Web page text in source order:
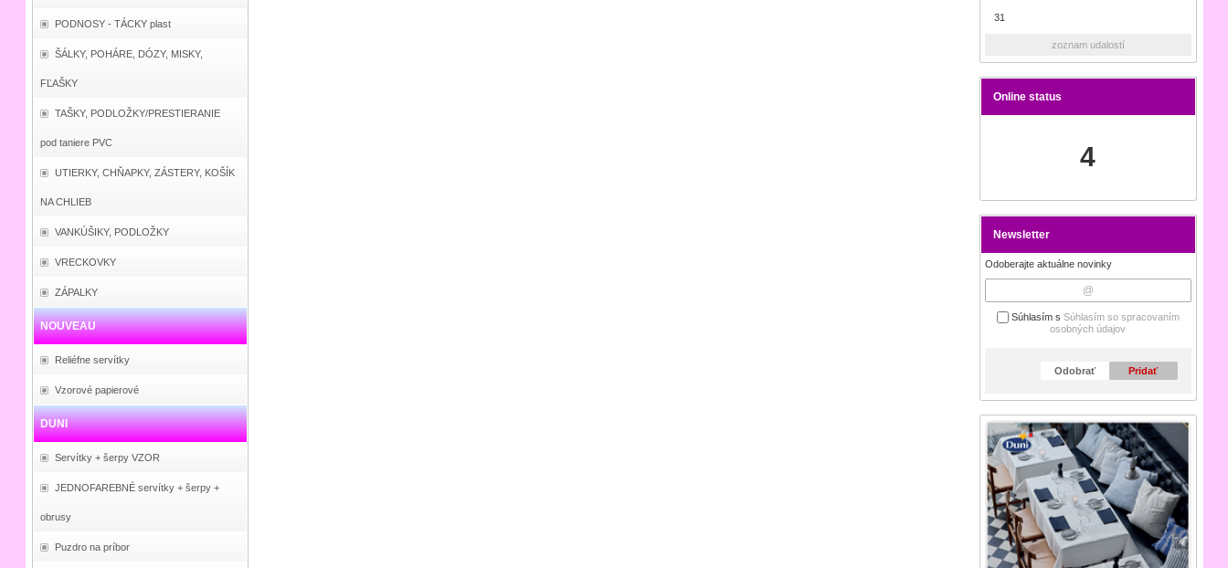
PODNOSY - TÁCKY plast
ŠÁLKY, POHÁRE, DÓZY, MISKY,
FĽAŠKY
TAŠKY, PODLOŽKY/PRESTIERANIE
pod taniere PVC
UTIERKY, CHŇAPKY, ZÁSTERY, KOŠÍK
NA CHLIEB
VANKÚŠIKY, PODLOŽKY
VRECKOVKY
ZÁPALKY
NOUVEAU
Reliéfne servítky
Vzorové papierové
DUNI
Servítky + šerpy VZOR
JEDNOFAREBNÉ servítky + šerpy +
obrusy
Puzdro na príbor
31
zoznam udalostí
Online status
4
Newsletter
Odoberajte aktuálne novinky
Súhlasím s Súhlasím so spracovaním
osobných údajov
Odobrať Pridať